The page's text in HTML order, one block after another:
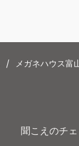
/ メガネハウス富
聞こえのチェ